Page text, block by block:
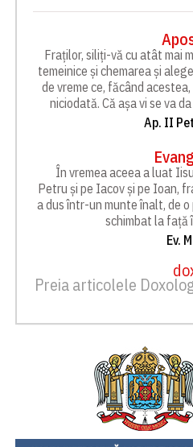
Fraților, siliți-vă cu atât mai
temeinice și chemarea și
de vreme ce, făcând
niciodată. Că așa vi se va
Ap. II
În vremea aceea a luat
Petru și pe Iacov și pe Ioan,
a dus într-un munte înalt, de o
schimbat la față
Ev.
Preia articolele